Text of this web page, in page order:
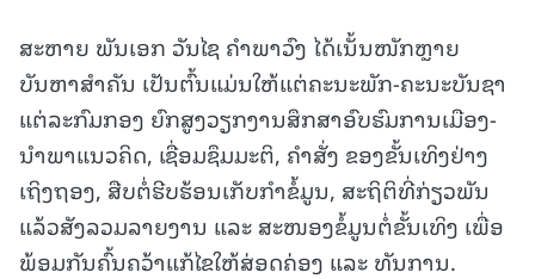
ສະຫາຍ ພັນເອກ ວັນໄຊ ຄຳພາວົງ ໄດ້ເນັ້ນໜັກຫຼາຍ
ບັນຫາສຳຄັນ ເປັນຕົ້ນແມ່ນໃຫ້ແຕ່ຄະນະພັກ-ຄະນະບັນຊາ
ແຕ່ລະກົມກອງ ຍົກສູງວຽກງານສຶກສາອົບຮົມການເມືອງ-
ນໍາພາແນວຄິດ, ເຊື່ອມຊຶມມະຕິ, ຄຳສັ່ງ ຂອງຂັ້ນເທິງຢ່າງ
ເຖິງຖອງ, ສືບຕໍ່ຮີບຮ້ອນເກັບກຳຂໍ້ມູນ, ສະຖິຕິທີ່ກ່ຽວພັນ
ແລ້ວສັງລວມລາຍງານ ແລະ ສະໜອງຂໍ້ມູນຕໍ່ຂັ້ນເທິງ ເພື່ອ
ພ້ອມກັນຄົ້ນຄວ້າແກ້ໄຂໃຫ້ສ່ອດຄ່ອງ ແລະ ທັນການ.